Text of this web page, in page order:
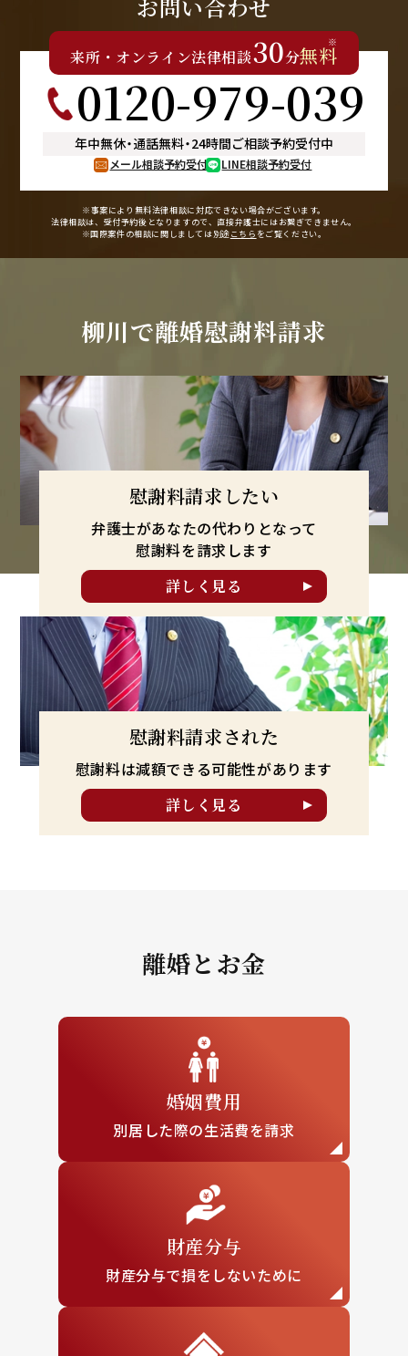
お問い合わせ
来所 ・ オンライン法律相談30分無料
※
0120-979-039
年中無休・通話無料・24時間ご相談予約受付中
メール相談予約受付 LINE相談予約受付
※事案により無料法律相談に対応できない場合がございます。
法律相談は、受付予約後となりますので、 直接弁護士にはお繋ぎできません。
※国際案件の相談に関しましては別途こちら をご覧ください。
柳川で離婚慰謝料請求
慰謝料請求したい
弁護士があなたの代わりとなって
慰謝料を請求します
詳しく見る
慰謝料請求された
慰謝料は減額できる可能性があります
詳しく見る
離婚とお金
婚姻費用
別居した際の生活費を請求
財産分与
財産分与で損を しないために